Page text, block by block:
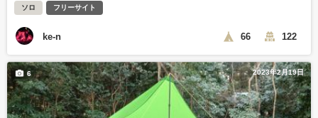
ソロ フリーサイト
ke-n 66 122
2023年2月19日
6